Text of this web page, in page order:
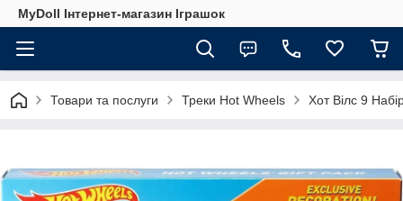
MyDoll Інтернет-магазин Іграшок
Товари та послуги Треки Hot Wheels Хот Вілс 9